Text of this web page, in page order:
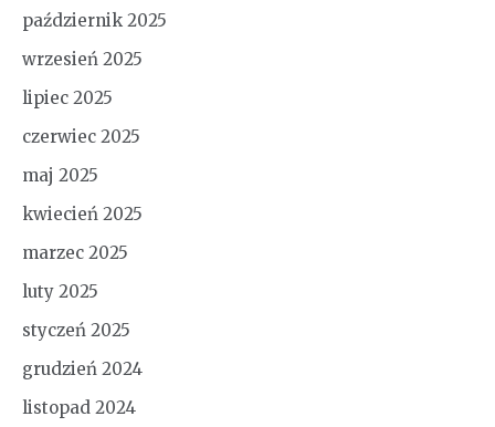
październik 2025
wrzesień 2025
lipiec 2025
czerwiec 2025
maj 2025
kwiecień 2025
marzec 2025
luty 2025
styczeń 2025
grudzień 2024
listopad 2024